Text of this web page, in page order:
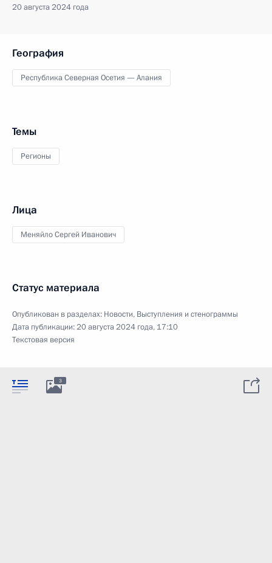
20 августа 2024 года
География
Республика Северная Осетия — Алания
Темы
Регионы
Лица
Меняйло Сергей Иванович
Статус материала
Опубликован в разделах: Новости, Выступления и стенограммы
Дата публикации:20 августа 2024 года, 17:10
Текстовая версия
3